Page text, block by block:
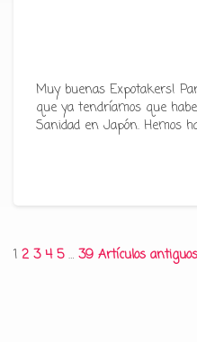
Muy buenas Expotakers!
que ya tendríamos que
Sanidad en Japón. Hemos
Paginación
1 2 3 4 5 … 39 Artículos antiguos